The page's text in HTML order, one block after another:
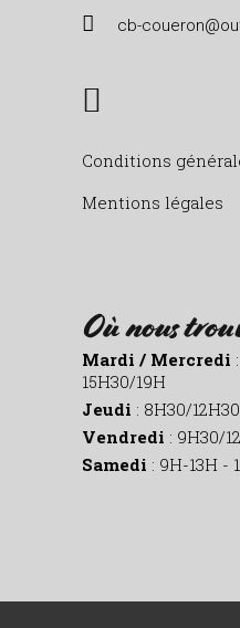
cb-
Conditions
Mentions légales
Où nous
Mardi / Mercredi
15H30/19H
Jeudi : 8H30/
Vendredi : 9H30/
Samedi : 9H-13H -